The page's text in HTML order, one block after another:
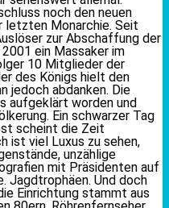
noch den neuen
letzten Monarchie. Seit
zur Abschaffung der
ein Massaker im
10 Mitglieder der
des Königs hielt den
jedoch abdanken. Die
aufgeklärt worden und
Ein schwarzer Tag
scheint die Zeit
ist viel Luxus zu sehen,
unzählige
mit Präsidenten auf
Jagdtrophäen. Und doch
Einrichtung stammt aus